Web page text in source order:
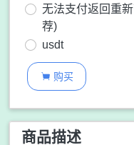
无法支付返回重
荐)
usdt
 购买
商品描述